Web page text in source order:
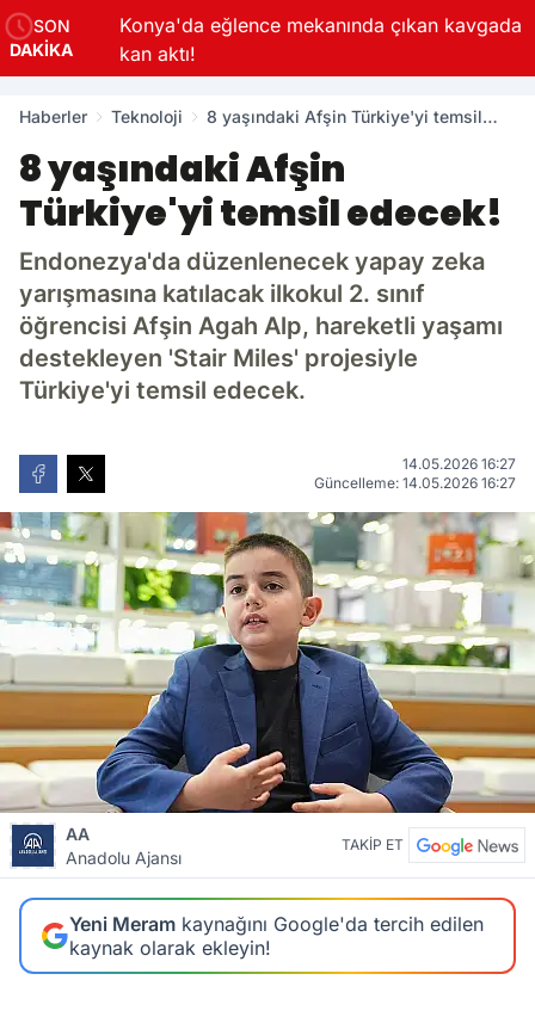
SON
DAKİKA
Konya'da eğlence mekanında çıkan kavgada
kan aktı!
Haberler Teknoloji
8 yaşındaki Afşin Türkiye'yi temsil
8 yaşındaki Afşin
Türkiye'yi temsil edecek!
Endonezya'da düzenlenecek yapay zeka
yarışmasına katılacak ilkokul 2. sınıf
öğrencisi Afşin Agah Alp, hareketli yaşamı
destekleyen 'Stair Miles' projesiyle
Türkiye'yi temsil edecek.
14.05.2026 16:27
Güncelleme: 14.05.2026 16:27
AA
Anadolu Ajansı
TAKİP ET
Yeni Meram kaynağını Google'da tercih edilen
kaynak olarak ekleyin!